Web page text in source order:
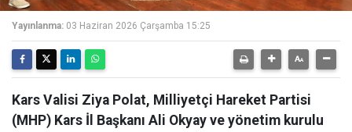
Yayınlanma: 03 Haziran 2026 Çarşamba 15:25
Kars Valisi Ziya Polat, Milliyetçi Hareket Partisi
(MHP) Kars İl Başkanı Ali Okyay ve yönetim kurulu